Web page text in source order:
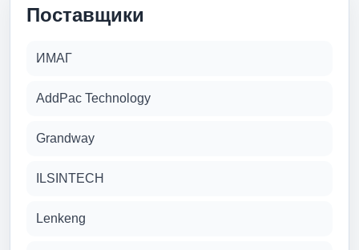
Поставщики
ИМАГ
AddPac Technology
Grandway
ILSINTECH
Lenkeng